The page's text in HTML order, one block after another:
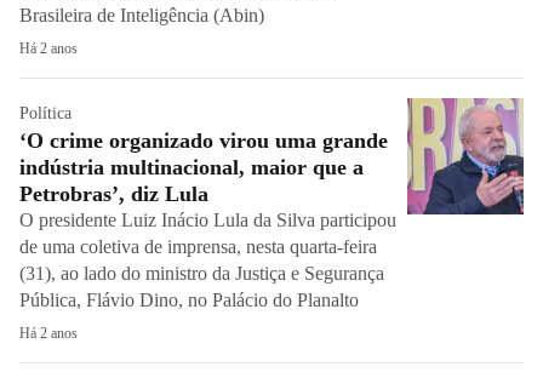
Brasileira de Inteligência (Abin)
Há 2 anos
Política
‘O crime organizado virou uma grande
indústria multinacional, maior que a
Petrobras’, diz Lula
O presidente Luiz Inácio Lula da Silva participou
de uma coletiva de imprensa, nesta quarta-feira
(31), ao lado do ministro da Justiça e Segurança
Pública, Flávio Dino, no Palácio do Planalto
Há 2 anos